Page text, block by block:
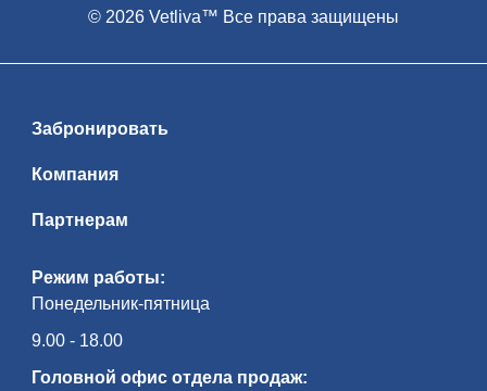
Режим работы:
Понедельник-пятница
9.00 - 18.00
Головной офис отдела продаж:
Забронировать
Компания
Партнерам
© 2026 Vetliva™ Все права защищены